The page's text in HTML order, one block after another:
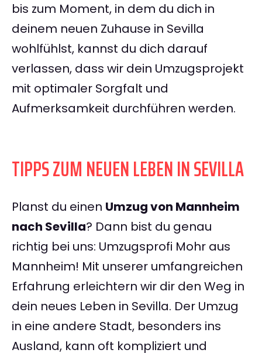
bis zum Moment, in dem du dich in
deinem neuen Zuhause in Sevilla
wohlfühlst, kannst du dich darauf
verlassen, dass wir dein Umzugsprojekt
mit optimaler Sorgfalt und
Aufmerksamkeit durchführen werden.
TIPPS ZUM NEUEN LEBEN IN SEVILLA
Planst du einen Umzug von Mannheim
nach Sevilla? Dann bist du genau
richtig bei uns: Umzugsprofi Mohr aus
Mannheim! Mit unserer umfangreichen
Erfahrung erleichtern wir dir den Weg in
dein neues Leben in Sevilla. Der Umzug
in eine andere Stadt, besonders ins
Ausland, kann oft kompliziert und